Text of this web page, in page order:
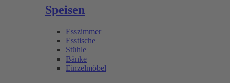
Speisen
Esszimmer
Esstische
Stühle
Bänke
Einzelmöbel